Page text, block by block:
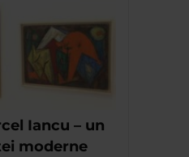
Iancu – un
moderne